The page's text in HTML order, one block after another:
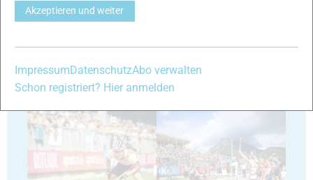
Akzeptieren und weiter
Impressum DatenschutzAbo verwalten
Schon registriert? Hier anmelden